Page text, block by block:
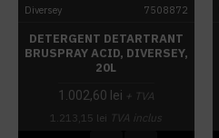
Diversey 7508872
DETERGENT DETARTRANT
BRUSPRAY ACID, DIVERSEY,
20L
1.002,60 lei + TVA
1.213,15 lei TVA inclus